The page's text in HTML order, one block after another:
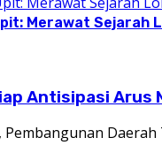
Merawat Sejarah
Antisipasi Arus
Pembangunan